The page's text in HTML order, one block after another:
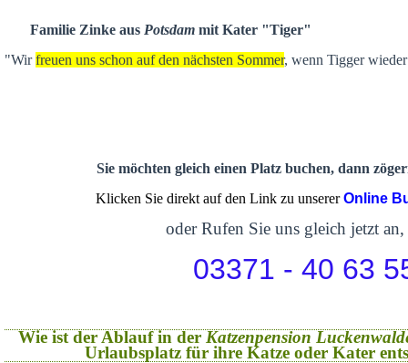
Familie Zinke aus Potsdam mit Kater "Tiger"
"Wirfreuen uns schon auf den nächsten Sommer, wenn Tigger
Sie möchten gleich einen Platz buchen, dann
Klicken Sie direkt auf den Link zu unsererOnline
oder Rufen Sie uns gleich jetzt an,
03371 - 40 63
Wie ist der Ablauf in der Katzenpension
Urlaubsplatz für ihre Katze oder Kater